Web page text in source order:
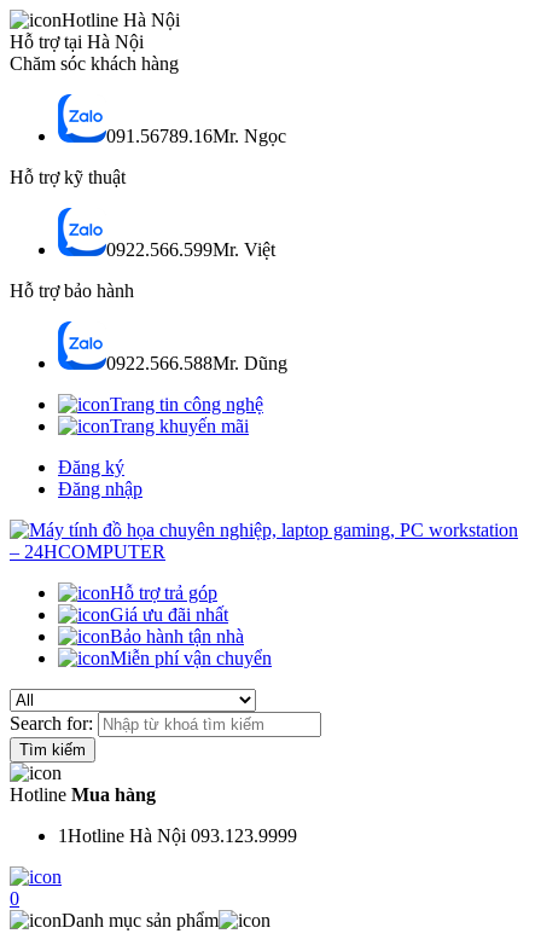
Hotline Hà Nội
Hỗ trợ tại Hà Nội
Chăm sóc khách hàng
091.56789.16Mr. Ngọc
Hỗ trợ kỹ thuật
0922.566.599Mr. Việt
Hỗ trợ bảo hành
0922.566.588Mr. Dũng
Trang tin công nghệ
Trang khuyến mãi
Đăng ký
Đăng nhập
Hỗ trợ trả góp
Giá ưu đãi nhất
Bảo hành tận nhà
Miễn phí vận chuyển
Search for:
Hotline Mua hàng
1Hotline Hà Nội 093.123.9999
0
Danh mục sản phẩm